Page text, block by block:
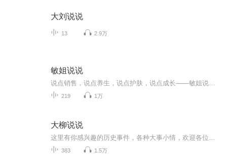
大刘说说
13 2.9万
敏姐说说
219 1万
大柳说说
383 1.5万